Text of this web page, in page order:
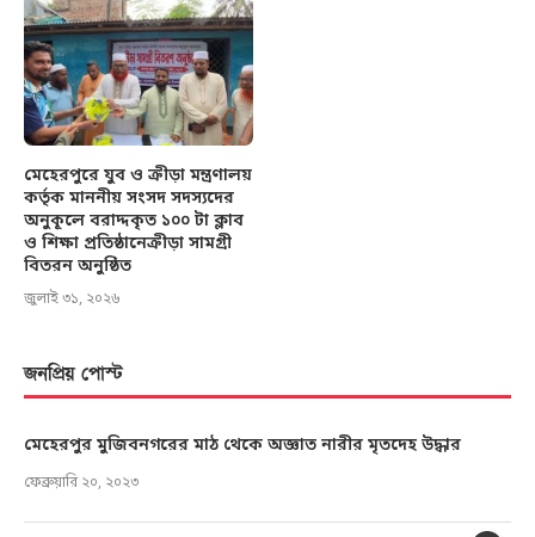
মেহেরপুরে যুব ও ক্রীড়া মন্ত্রণালয়
কর্তৃক মাননীয় সংসদ সদস্যদের
অনুকূলে বরাদ্দকৃত ১০০ টা ক্লাব
ও শিক্ষা প্রতিষ্ঠানেক্রীড়া সামগ্রী
বিতরন অনুষ্ঠিত
জুলাই ৩১, ২০২৬
জনপ্রিয় পোস্ট
মেহেরপুর মুজিবনগরের মাঠ থেকে অজ্ঞাত নারীর মৃতদেহ উদ্ধার
ফেব্রুয়ারি ২০, ২০২৩